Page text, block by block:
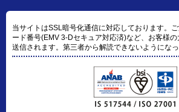
当サイトはSSL暗号化通信に対応しております。
ード番号(EMV 3-Dセキュア対応済)など、お客様
送信されます。第三者から解読できないようになっ